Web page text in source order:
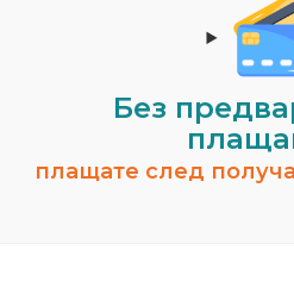
Без
плащате след